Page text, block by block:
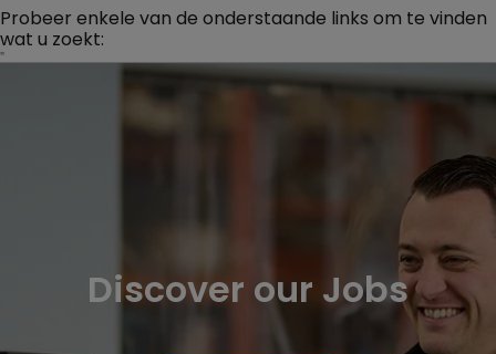
Probeer enkele van de onderstaande links om te vinden
wat u zoekt:
"
Discover our Jobs